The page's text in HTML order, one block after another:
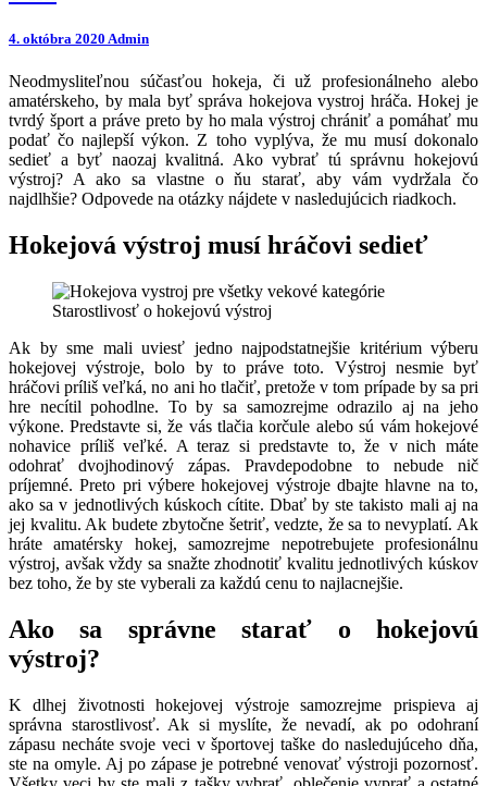
4. októbra 2020 Admin
Neodmysliteľnou súčasťou hokeja, či už profesionálneho alebo
amatérskeho, by mala byť správa hokejova vystroj hráča. Hokej je
tvrdý šport a práve preto by ho mala výstroj chrániť a pomáhať mu
podať čo najlepší výkon. Z toho vyplýva, že mu musí dokonalo
sedieť a byť naozaj kvalitná. Ako vybrať tú správnu hokejovú
výstroj? A ako sa vlastne o ňu starať, aby vám vydržala čo
najdlhšie? Odpovede na otázky nájdete v nasledujúcich riadkoch.
Hokejová výstroj musí hráčovi sedieť
Starostlivosť o hokejovú výstroj
Ak by sme mali uviesť jedno najpodstatnejšie kritérium výberu
hokejovej výstroje, bolo by to práve toto. Výstroj nesmie byť
hráčovi príliš veľká, no ani ho tlačiť, pretože v tom prípade by sa pri
hre necítil pohodlne. To by sa samozrejme odrazilo aj na jeho
výkone. Predstavte si, že vás tlačia korčule alebo sú vám hokejové
nohavice príliš veľké. A teraz si predstavte to, že v nich máte
odohrať dvojhodinový zápas. Pravdepodobne to nebude nič
príjemné. Preto pri výbere hokejovej výstroje dbajte hlavne na to,
ako sa v jednotlivých kúskoch cítite. Dbať by ste takisto mali aj na
jej kvalitu. Ak budete zbytočne šetriť, vedzte, že sa to nevyplatí. Ak
hráte amatérsky hokej, samozrejme nepotrebujete profesionálnu
výstroj, avšak vždy sa snažte zhodnotiť kvalitu jednotlivých kúskov
bez toho, že by ste vyberali za každú cenu to najlacnejšie.
Ako sa správne starať o hokejovú
výstroj?
K dlhej životnosti hokejovej výstroje samozrejme prispieva aj
správna starostlivosť. Ak si myslíte, že nevadí, ak po odohraní
zápasu necháte svoje veci v športovej taške do nasledujúceho dňa,
ste na omyle. Aj po zápase je potrebné venovať výstroji pozornosť.